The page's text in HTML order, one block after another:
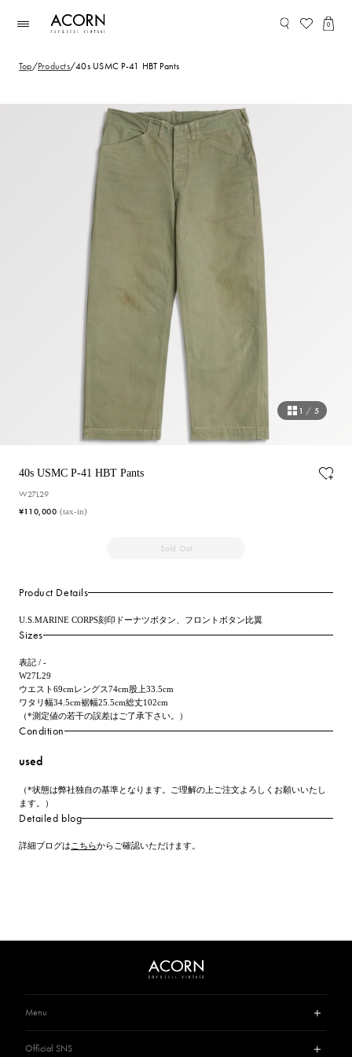
ンツに
0
Top/Products/40s USMC P-41 HBT Pants
1 / 5
40s USMC P-41 HBT Pants
W27L29
¥110,000 (tax-in)
Sold Out
Product Details
U.S.MARINE CORPS刻印ドーナツボタン、フロントボタン比翼
Sizes
表記 / -
W27L29
ウエスト69cmレングス74cm股上33.5cm
ワタリ幅34.5cm裾幅25.5cm総丈102cm
（*測定値の若干の誤差はご了承下さい。）
Condition
used
（*状態は弊社独自の基準となります。ご理解の上ご注文よろしくお願いいたし
ます。）
Detailed blog
詳細ブログは こちらからご確認いただけます。
Menu
Official SNS